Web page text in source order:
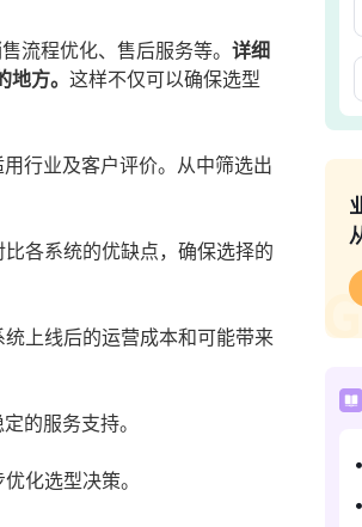
流程优化、售后服务等。 详细
方。 这样不仅可以确保选型
行业及客户评价。从中筛选出
各系统的优缺点，确保选择的
上线后的运营成本和可能带来
的服务支持。
化选型决策。